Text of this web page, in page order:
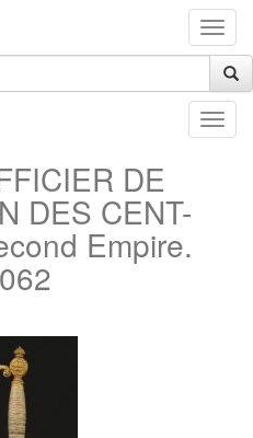
DE
DES CENT-
Empire.